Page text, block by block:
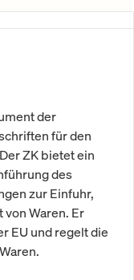
der
für den
ZK bietet ein
des
zur Einfuhr,
Waren. Er
EU und regelt die